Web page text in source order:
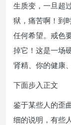
生质变，一旦超
狱，痛苦啊！到
任何希望。戒色
掉它！这是一场
肾精、你的健康
下面步入正文
鉴于某些人的歪
细的说明，有些